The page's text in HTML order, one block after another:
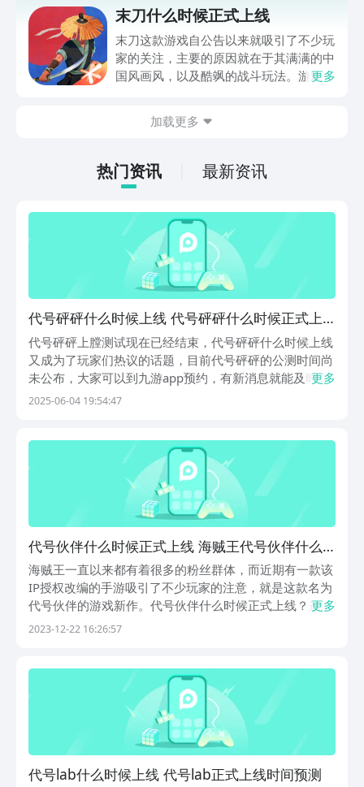
间介绍？相信有不少玩家都对该问题充满
了疑惑吧，那么就来这里看看吧。
末刀什么时候正式上线
末刀这款游戏自公告以来就吸引了不少玩
家的关注，主要的原因就在于其满满的中
国风画风，以及酷飒的战斗玩法。游戏一
官方至今没有公布游戏的正式上线时间，
喜欢这款游戏的玩家一定要仔细看完文章
内容，相信一定会产生收获。
更多
加载更多
热门资讯 最新资讯
代号砰砰什么时候上线 代号砰砰什么时候正式上
线
代号砰砰上膛测试现在已经结束，代号砰砰什么时候上线
又成为了玩家们热议的话题，目前代号砰砰的公测时间尚
未公布，大家可以到九游app预约，有新消息就能及时看
到了。这款由不眠夜工作室研发的女性向手游，以19世纪
更多
2025-06-04 19:54:47
代号伙伴什么时候正式上线 海贼王代号伙伴什么
时候上线
海贼王一直以来都有着很多的粉丝群体，而近期有一款该
IP授权改编的手游吸引了不少玩家的注意，就是这款名为
代号伙伴的游戏新作。代号伙伴什么时候正式上线？这是
最近询问非常多的一个问题，主要是这游戏在PV之中表现
更多
2023-12-22 16:26:57
代号lab什么时候上线 代号lab正式上线时间预测